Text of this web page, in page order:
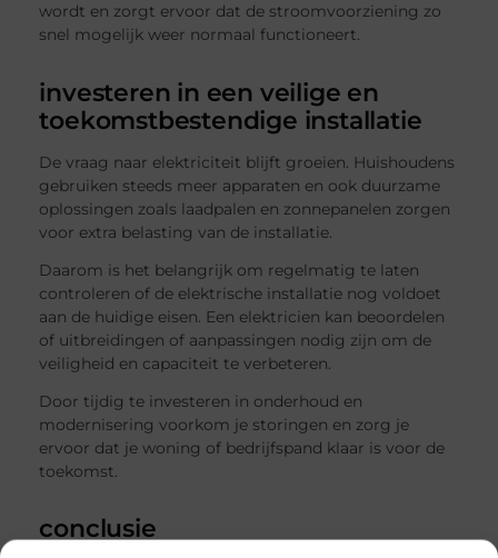
wordt en zorgt ervoor dat de stroomvoorziening zo
snel mogelijk weer normaal functioneert.
investeren in een veilige en
toekomstbestendige installatie
De vraag naar elektriciteit blijft groeien. Huishoudens
gebruiken steeds meer apparaten en ook duurzame
oplossingen zoals laadpalen en zonnepanelen zorgen
voor extra belasting van de installatie.
Daarom is het belangrijk om regelmatig te laten
controleren of de elektrische installatie nog voldoet
aan de huidige eisen. Een elektricien kan beoordelen
of uitbreidingen of aanpassingen nodig zijn om de
veiligheid en capaciteit te verbeteren.
Door tijdig te investeren in onderhoud en
modernisering voorkom je storingen en zorg je
ervoor dat je woning of bedrijfspand klaar is voor de
toekomst.
conclusie